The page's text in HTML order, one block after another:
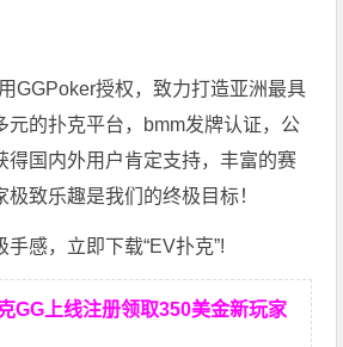
GGPoker授权，致力打造亚洲最具
元的扑克平台，bmm发牌认证，公
得国内外用户肯定支持，丰富的赛
致乐趣是我们的终极目标！
感，立即下载“EV扑克”!
GG上线注册领取350美金新玩家